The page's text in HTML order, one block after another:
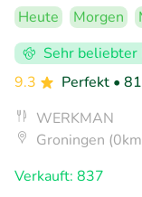
Heute Morgen
Sehr beliebter
9.3
Perfekt •
WERKMAN
Groningen
Verkauft: 837